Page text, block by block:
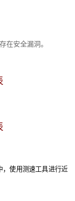
在安全漏洞。
，使用测速工具进行近